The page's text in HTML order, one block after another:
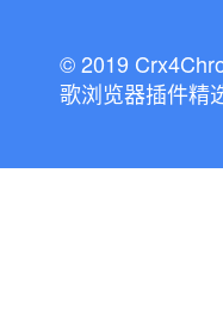
© 2019
歌浏览器插件精